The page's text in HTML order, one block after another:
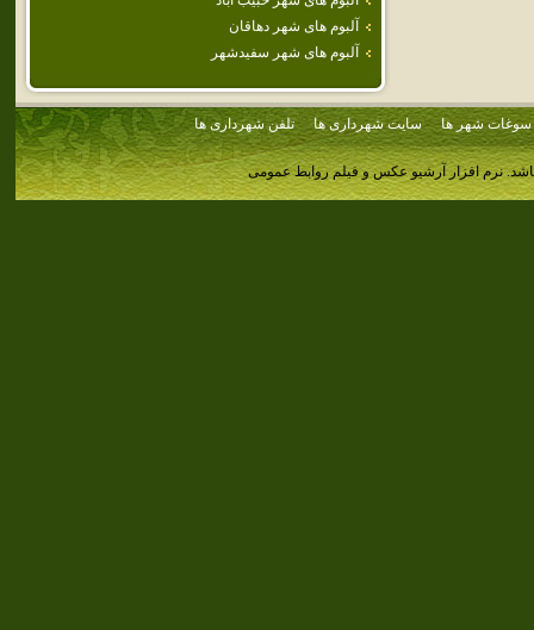
آلبوم های شهر دهاقان
آلبوم های شهر سفيدشهر
سوغات شهر ها سایت شهرداری ها تلفن شهرداری ها
نرم افزار آرشیو عکس و فیلم روابط عمومی